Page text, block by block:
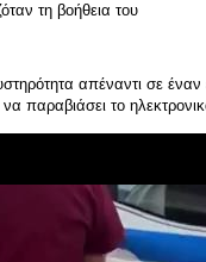
τη βοήθεια του
απέναντι σε
παραβιάσει το